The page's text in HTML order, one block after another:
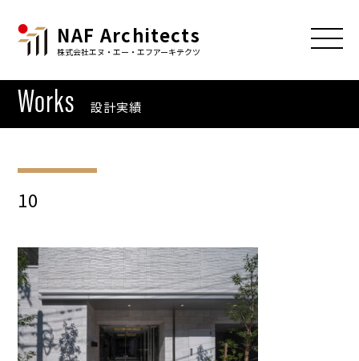
NAF Architects
株式会社エヌ・エー・エフアーキテクツ
Works 設計実績
10